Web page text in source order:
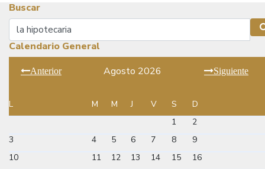
Buscar
Buscar
Calendario General
Anterior Agosto 2026 Siguiente
L M M J V S
D
1
2
3
4 5 6 7 8
9
10
11 12 13 14 15
16